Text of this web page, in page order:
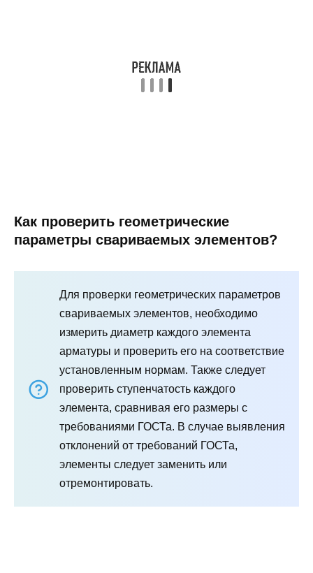
Как проверить геометрические
параметры свариваемых элементов?
Для проверки геометрических параметров
свариваемых элементов, необходимо
измерить диаметр каждого элемента
арматуры и проверить его на соответствие
установленным нормам. Также следует
проверить ступенчатость каждого
элемента, сравнивая его размеры с
требованиями ГОСТа. В случае выявления
отклонений от требований ГОСТа,
элементы следует заменить или
отремонтировать.